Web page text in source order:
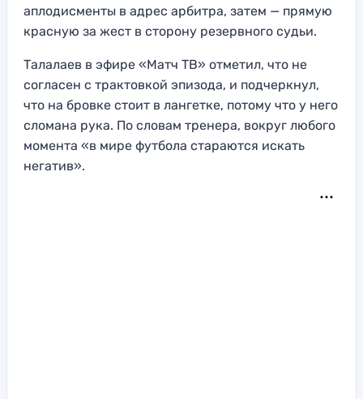
аплодисменты в адрес арбитра, затем — прямую
красную за жест в сторону резервного судьи.
Талалаев в эфире «Матч ТВ» отметил, что не
согласен с трактовкой эпизода, и подчеркнул,
что на бровке стоит в лангетке, потому что у него
сломана рука. По словам тренера, вокруг любого
момента «в мире футбола стараются искать
негатив».